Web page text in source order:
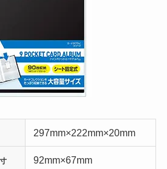
297mm×222mm×20mm
92mm×67mm